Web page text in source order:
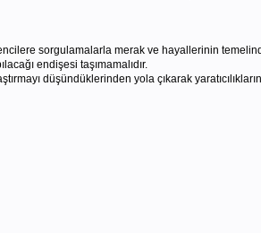
sorgulamalarla merak ve hayallerinin
endişesi taşımamalıdır.
düşündüklerinden yola çıkarak